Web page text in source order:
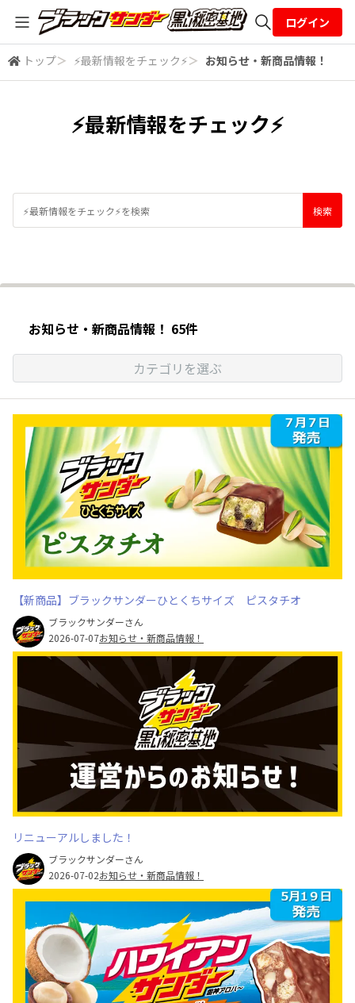
全体検索
ログイン
トップ＞ ⚡最新情報をチェック⚡＞ お知らせ・新商品情報！
⚡最新情報をチェック⚡
お知らせ・新商品情報！ 65件
カテゴリを選ぶ
【新商品】ブラックサンダーひとくちサイズ ピスタチオ
ブラックサンダーさん
2026-07-07お知らせ・新商品情報！
リニューアルしました！
ブラックサンダーさん
2026-07-02お知らせ・新商品情報！